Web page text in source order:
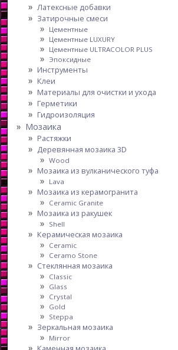
Латексные добавки
Затирочные смеси
Цементные
Цементные LUXURY
Цементные ULTRACOLOR PLUS
Эпоксидные
Инструменты
Клеи
Материалы для очистки и ухода
Герметики
Гидроизоляция
Мозаика
Растяжки
Деревянная мозаика 3D
Wood
Мозаика из вулканического туфа
Lava
Мозаика из керамогранита
Ceramic Granite
Мозаика из ракушек
Shell
Керамическая мозаика
Ceramic
Ceramo Stone
Стеклянная мозаика
Classic
Glass
Crystal
Gold
Steppa
Зеркальная мозаика
Mirror